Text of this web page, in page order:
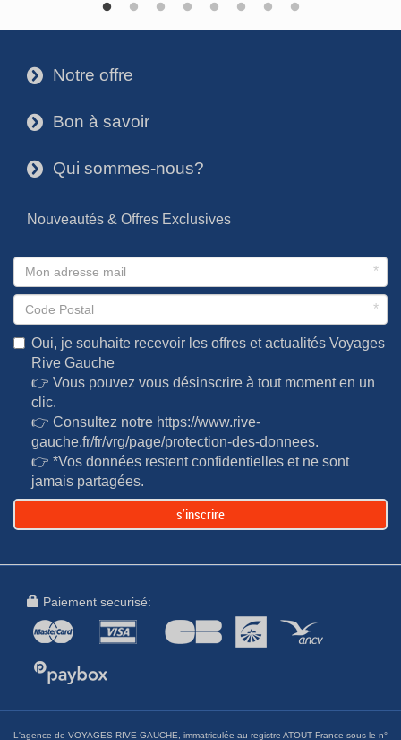
3 Notre offre
3 Bon à savoir
3 Qui sommes-nous?
Nouveautés & Offres Exclusives
*
*
Oui, je souhaite recevoir les offres et actualités Voyages
Rive Gauche
👉 Vous pouvez vous désinscrire à tout moment en un
clic.
👉 Consultez notre https://www.rive-
gauche.fr/fr/vrg/page/protection-des-donnees.
👉 *Vos données restent confidentielles et ne sont
jamais partagées.
s’inscrire
Paiement securisé:
L'agence de VOYAGES RIVE GAUCHE, immatriculée au registre ATOUT France sous le n°